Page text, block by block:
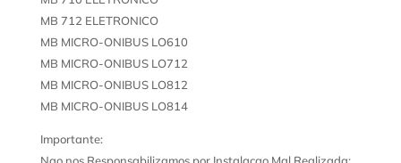
MB 712 ELETRONICO
MB MICRO-ONIBUS LO610
MB MICRO-ONIBUS LO712
MB MICRO-ONIBUS LO812
MB MICRO-ONIBUS LO814
Importante:
Nao nos Responsabilizamos por Instalacao Mal Realizada;